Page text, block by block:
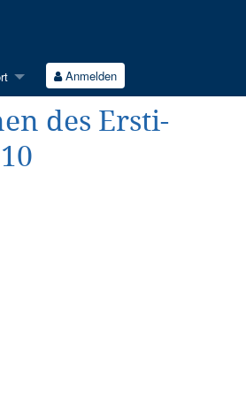
Anmelden
des Ersti-